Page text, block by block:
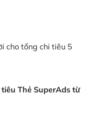
cho tổng chi tiêu 5
Thẻ SuperAds từ